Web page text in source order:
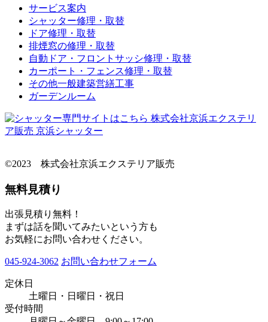
サービス案内
シャッター修理・取替
ドア修理・取替
排煙窓の修理・取替
自動ドア・フロントサッシ修理・取替
カーポート・フェンス修理・取替
その他一般建築営繕工事
ガーデンルーム
©2023 株式会社京浜エクステリア販売
無料見積り
出張見積り無料！
まずは話を聞いてみたいという方も
お気軽にお問い合わせください。
045-924-3062 お問い合わせフォーム
定休日
土曜日・日曜日・祝日
受付時間